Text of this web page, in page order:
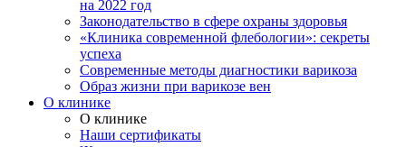
на 2022 год
Законодательство в сфере охраны здоровья
«Клиника современной флебологии»: секреты
успеха
Современные методы диагностики варикоза
Образ жизни при варикозе вен
О клинике
О клинике
Наши сертификаты